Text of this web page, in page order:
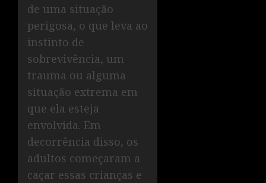
de uma situação
perigosa, o que leva ao
instinto de
sobrevivência, um
trauma ou alguma
situação extrema em
que ela esteja
envolvida. Em
decorrência disso, os
adultos começaram a
caçar essas crianças e